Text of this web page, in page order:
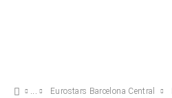
Eurostars Barcelona Central